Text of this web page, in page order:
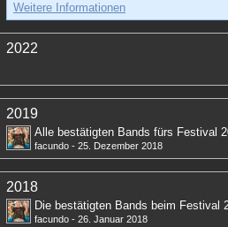
Weitere Informationen
2022
2019
Alle bestätigten Bands fürs Festival
facundo - 25. Dezember 2018
2018
Die bestätigten Bands beim Festival
facundo - 26. Januar 2018